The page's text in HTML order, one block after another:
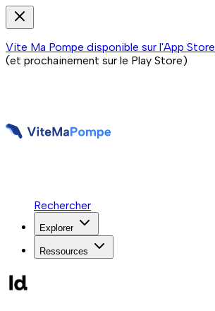
Vite Ma Pompe disponible sur l'App Store
(et prochainement sur le Play Store)
Rechercher
Explorer
Ressources